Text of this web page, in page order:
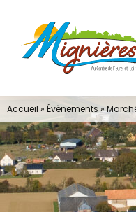
contenu
Accueil » Évènements »